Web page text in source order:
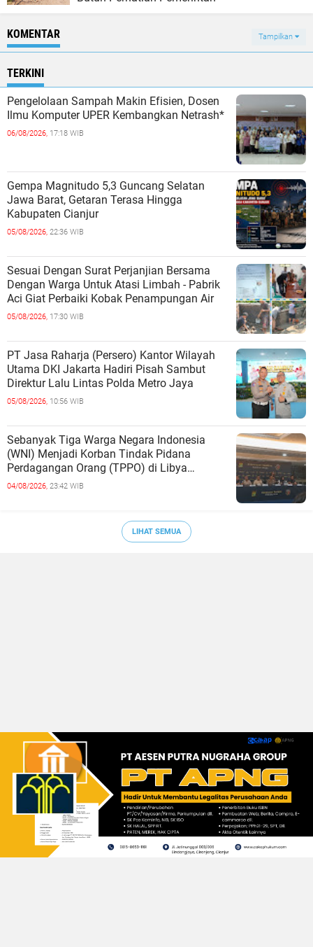
KOMENTAR Tampilkan
TERKINI
Pengelolaan Sampah Makin Efisien, Dosen
Ilmu Komputer UPER Kembangkan Netrash*
06/08/2026, 17:18 WIB
Gempa Magnitudo 5,3 Guncang Selatan
Jawa Barat, Getaran Terasa Hingga
Kabupaten Cianjur
05/08/2026, 22:36 WIB
Sesuai Dengan Surat Perjanjian Bersama
Dengan Warga Untuk Atasi Limbah - Pabrik
Aci Giat Perbaiki Kobak Penampungan Air
05/08/2026, 17:30 WIB
PT Jasa Raharja (Persero) Kantor Wilayah
Utama DKI Jakarta Hadiri Pisah Sambut
Direktur Lalu Lintas Polda Metro Jaya
05/08/2026, 10:56 WIB
Sebanyak Tiga Warga Negara Indonesia
(WNI) Menjadi Korban Tindak Pidana
Perdagangan Orang (TPPO) di Libya
Berhasil Dipulangkan Ke - Indonesia. Mereka
04/08/2026, 23:42 WIB
LIHAT SEMUA